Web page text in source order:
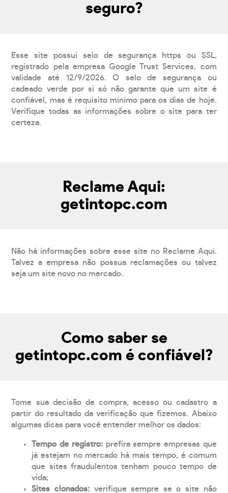
seguro?
Esse site possui selo de segurança https ou SSL,
registrado pela empresa Google Trust Services, com
validade até 12/9/2026. O selo de segurança ou
cadeado verde por si só não garante que um site é
confiável, mas é requisito mínimo para os dias de hoje.
Verifique todas as informações sobre o site para ter
certeza.
Reclame Aqui:
getintopc.com
Não há informações sobre esse site no Reclame Aqui.
Talvez a empresa não possua reclamações ou talvez
seja um site novo no mercado.
Como saber se
getintopc.com é confiável?
Tome sua decisão de compra, acesso ou cadastro a
partir do resultado da verificação que fizemos. Abaixo
algumas dicas para você entender melhor os dados:
Tempo de registro: prefira sempre empresas que
já estejam no mercado há mais tempo, é comum
que sites fraudulentos tenham pouco tempo de
vida;
Sites clonados: verifique sempre se o site não